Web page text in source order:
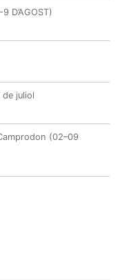
D’AGOST)
juliol
(02–09